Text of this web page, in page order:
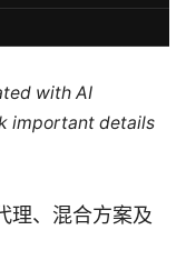
with AI
important details
理、混合方案及